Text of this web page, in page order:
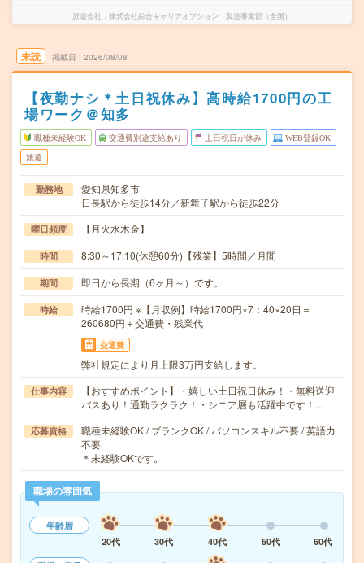
派遣会社 株式会社綜合キャリアオプション 製造事業部（全国）
未読 掲載日 2026/08/08
【夜勤ナシ＊土日祝休み】高時給1700円の工
場ワーク＠知多
職種未経験OK 交通費別途支給あり 土日祝日が休み WEB登録OK
派遣
勤務地
愛知県知多市
日長駅から徒歩14分／新舞子駅から徒歩22分
曜日頻度 【月火水木金】
時間 8:30～17:10(休憩60分)【残業】5時間／月間
期間 即日から長期（6ヶ月～）です。
時給
時給1700円 ※【月収例】時給1700円×7：40×20日＝
260680円＋交通費・残業代
交通費
弊社規定により月上限3万円支給します。
仕事内容
【おすすめポイント】・嬉しい土日祝日休み！・無料送迎
バスあり！通勤ラクラク！・シニア層も活躍中です！…
応募資格
職種未経験OK / ブランクOK / パソコンスキル不要 / 英語力
不要
＊未経験OKです。
職場の雰囲気
年齢層
20代
30代 40代 50代
60代